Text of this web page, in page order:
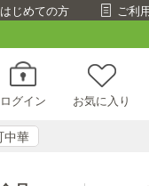
はじめての方 ご利
ログイン お気に入り
中華